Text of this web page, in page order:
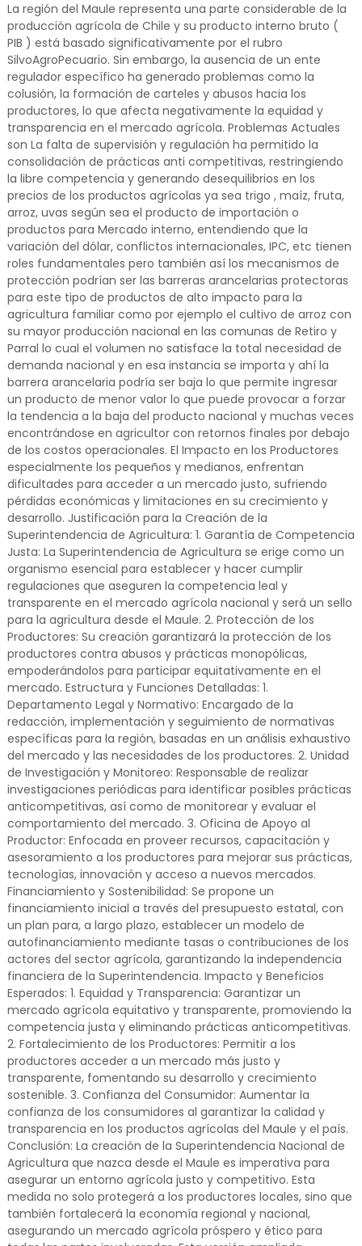
La región del Maule representa una parte considerable de la
producción agrícola de Chile y su producto interno bruto (
PIB ) está basado significativamente por el rubro
SilvoAgroPecuario. Sin embargo, la ausencia de un ente
regulador específico ha generado problemas como la
colusión, la formación de carteles y abusos hacia los
productores, lo que afecta negativamente la equidad y
transparencia en el mercado agrícola. Problemas Actuales
son La falta de supervisión y regulación ha permitido la
consolidación de prácticas anti competitivas, restringiendo
la libre competencia y generando desequilibrios en los
precios de los productos agrícolas ya sea trigo , maíz, fruta,
arroz, uvas según sea el producto de importación o
productos para Mercado interno, entendiendo que la
variación del dólar, conflictos internacionales, IPC, etc tienen
roles fundamentales pero también así los mecanismos de
protección podrían ser las barreras arancelarias protectoras
para este tipo de productos de alto impacto para la
agricultura familiar como por ejemplo el cultivo de arroz con
su mayor producción nacional en las comunas de Retiro y
Parral lo cual el volumen no satisface la total necesidad de
demanda nacional y en esa instancia se importa y ahí la
barrera arancelaria podría ser baja lo que permite ingresar
un producto de menor valor lo que puede provocar a forzar
la tendencia a la baja del producto nacional y muchas veces
encontrándose en agricultor con retornos finales por debajo
de los costos operacionales. El Impacto en los Productores
especialmente los pequeños y medianos, enfrentan
dificultades para acceder a un mercado justo, sufriendo
pérdidas económicas y limitaciones en su crecimiento y
desarrollo. Justificación para la Creación de la
Superintendencia de Agricultura: 1. Garantía de Competencia
Justa: La Superintendencia de Agricultura se erige como un
organismo esencial para establecer y hacer cumplir
regulaciones que aseguren la competencia leal y
transparente en el mercado agrícola nacional y será un sello
para la agricultura desde el Maule. 2. Protección de los
Productores: Su creación garantizará la protección de los
productores contra abusos y prácticas monopólicas,
empoderándolos para participar equitativamente en el
mercado. Estructura y Funciones Detalladas: 1.
Departamento Legal y Normativo: Encargado de la
redacción, implementación y seguimiento de normativas
específicas para la región, basadas en un análisis exhaustivo
del mercado y las necesidades de los productores. 2. Unidad
de Investigación y Monitoreo: Responsable de realizar
investigaciones periódicas para identificar posibles prácticas
anticompetitivas, así como de monitorear y evaluar el
comportamiento del mercado. 3. Oficina de Apoyo al
Productor: Enfocada en proveer recursos, capacitación y
asesoramiento a los productores para mejorar sus prácticas,
tecnologías, innovación y acceso a nuevos mercados.
Financiamiento y Sostenibilidad: Se propone un
financiamiento inicial a través del presupuesto estatal, con
un plan para, a largo plazo, establecer un modelo de
autofinanciamiento mediante tasas o contribuciones de los
actores del sector agrícola, garantizando la independencia
financiera de la Superintendencia. Impacto y Beneficios
Esperados: 1. Equidad y Transparencia: Garantizar un
mercado agrícola equitativo y transparente, promoviendo la
competencia justa y eliminando prácticas anticompetitivas.
2. Fortalecimiento de los Productores: Permitir a los
productores acceder a un mercado más justo y
transparente, fomentando su desarrollo y crecimiento
sostenible. 3. Confianza del Consumidor: Aumentar la
confianza de los consumidores al garantizar la calidad y
transparencia en los productos agrícolas del Maule y el país.
Conclusión: La creación de la Superintendencia Nacional de
Agricultura que nazca desde el Maule es imperativa para
asegurar un entorno agrícola justo y competitivo. Esta
medida no solo protegerá a los productores locales, sino que
también fortalecerá la economía regional y nacional,
asegurando un mercado agrícola próspero y ético para